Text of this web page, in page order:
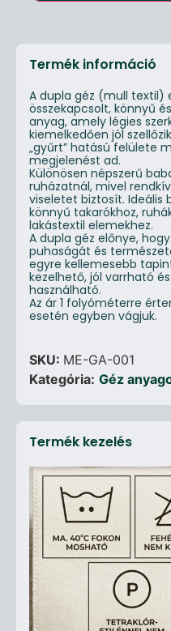
Termék információ
A dupla géz (mull textil)
összekapcsolt, könnyű
anyag, amely légies
kiemelkedően jól
„gyűrt” hatású felülete
megjelenést ad.
Különösen népszerű
ruházatnál, mivel
viseletet biztosít. Ideális
könnyű takarókhoz,
lakástextil elemekhez.
A dupla géz előnye,
puhaságát és
egyre kellemesebb
kezelhető, jól varrható
használható.
Az ár 1 folyóméterre
esetén egyben vágjuk.
SKU: ME-GA-001
Kategória: Géz
Termék kezelés